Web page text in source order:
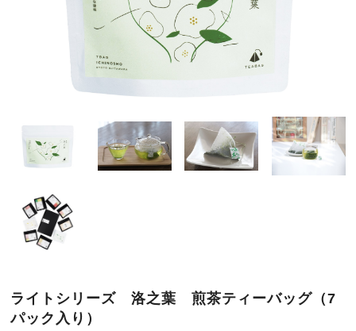
ライトシリーズ 洛之葉 煎茶ティーバッグ（7
パック入り）